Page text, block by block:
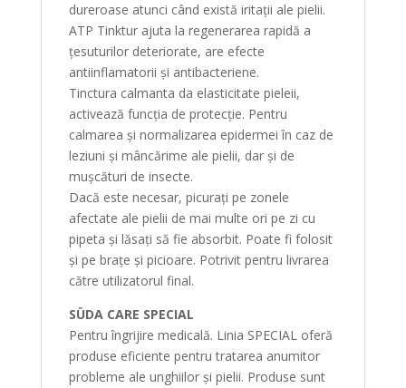
dureroase atunci când există iritații ale pielii.
ATP Tinktur ajuta la regenerarea rapidă a
țesuturilor deteriorate, are efecte
antiinflamatorii și antibacteriene.
Tinctura calmanta da elasticitate pieleii,
activează funcția de protecție. Pentru
calmarea și normalizarea epidermei în caz de
leziuni și mâncărime ale pielii, dar și de
mușcături de insecte.
Dacă este necesar, picurați pe zonele
afectate ale pielii de mai multe ori pe zi cu
pipeta și lăsați să fie absorbit. Poate fi folosit
și pe brațe și picioare. Potrivit pentru livrarea
către utilizatorul final.
SÜDA CARE SPECIAL
Pentru îngrijire medicală. Linia SPECIAL oferă
produse eficiente pentru tratarea anumitor
probleme ale unghiilor și pielii. Produse sunt